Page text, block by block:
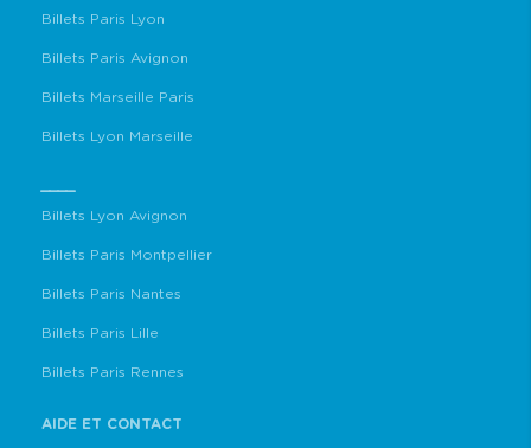
Billets Paris Lyon
Billets Paris Avignon
Billets Marseille Paris
Billets Lyon Marseille
Billets Lyon Avignon
Billets Paris Montpellier
Billets Paris Nantes
Billets Paris Lille
Billets Paris Rennes
AIDE ET CONTACT